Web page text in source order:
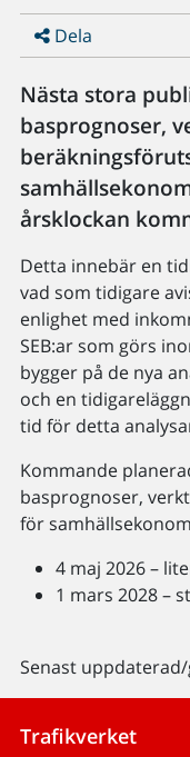
Dela
Nästa stora
basprognoser,
årsklockan
Detta innebär en
vad som tidigare
enlighet med
SEB:ar som görs
bygger på de nya
och en
tid för detta
Kommande
basprognoser,
för
4 maj 2026 –
1 mars 2028 –
Senast
Trafikverket